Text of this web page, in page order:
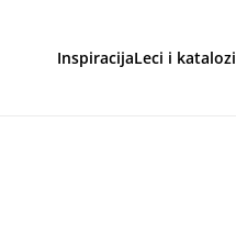
InspiracijaLeci i katalozi